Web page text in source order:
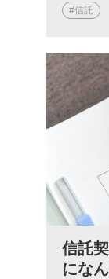
#信託
信託
にな